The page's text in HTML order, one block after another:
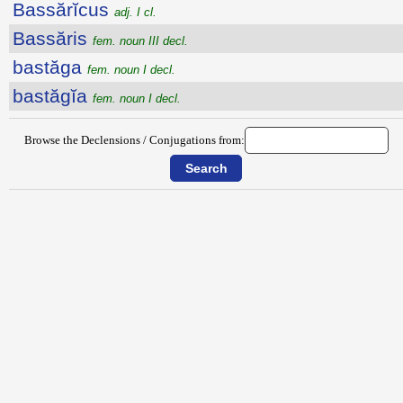
Bassărĭcus adj. I cl.
Bassăris fem. noun III decl.
bastăga fem. noun I decl.
bastăgĭa fem. noun I decl.
Browse the Declensions / Conjugations from: